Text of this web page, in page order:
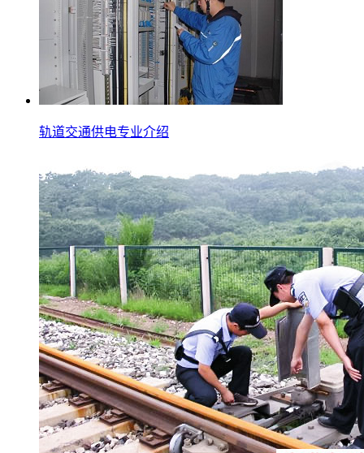
轨道交通供电专业介绍